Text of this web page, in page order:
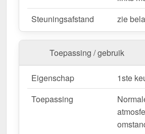
Bestel nu Damwandplaat 20/
Drup 1000 g/m² – Snelle levering
garantie!
Duurzaam, weerbestendig, op
nu en profiteer van een snelle
Wegens maatwerk / customisatie van
Steuningsafstand
zie
Toepassing / gebruik
Eigenschap
1ste
Toepassing